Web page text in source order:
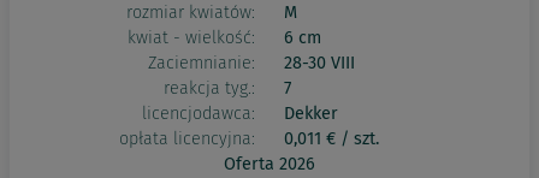
rozmiar kwiatów:
M
kwiat - wielkość:
6 cm
Zaciemnianie:
28-30 VIII
reakcja tyg.:
7
licencjodawca:
Dekker
opłata licencyjna:
0,011 € / szt.
Oferta 2026